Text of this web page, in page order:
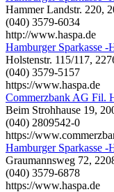
Hammer Landstr. 220,
(040) 3579-6034
http://www.haspa.de
Hamburger Sparkasse
Holstenstr. 115/117,
(040) 3579-5157
https://www.haspa.de
Commerzbank AG Fil.
Beim Strohhause 19,
(040) 2809542-0
https://
Hamburger Sparkasse
Graumannsweg 72,
(040) 3579-6878
https://www.haspa.de